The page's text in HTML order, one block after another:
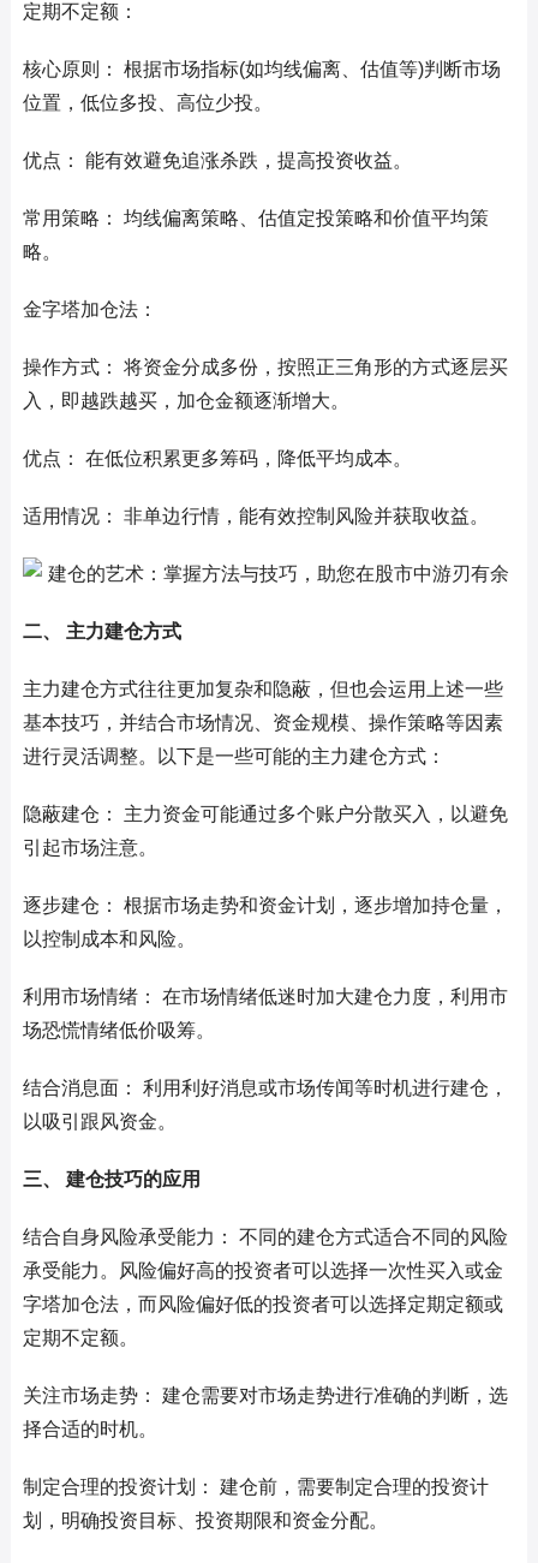
定期不定额：
核心原则： 根据市场指标(如均线偏离、估值等)判断市场
位置，低位多投、高位少投。
优点： 能有效避免追涨杀跌，提高投资收益。
常用策略： 均线偏离策略、估值定投策略和价值平均策
略。
金字塔加仓法：
操作方式： 将资金分成多份，按照正三角形的方式逐层买
入，即越跌越买，加仓金额逐渐增大。
优点： 在低位积累更多筹码，降低平均成本。
适用情况： 非单边行情，能有效控制风险并获取收益。
二、 主力建仓方式
主力建仓方式往往更加复杂和隐蔽，但也会运用上述一些
基本技巧，并结合市场情况、资金规模、操作策略等因素
进行灵活调整。以下是一些可能的主力建仓方式：
隐蔽建仓： 主力资金可能通过多个账户分散买入，以避免
引起市场注意。
逐步建仓： 根据市场走势和资金计划，逐步增加持仓量，
以控制成本和风险。
利用市场情绪： 在市场情绪低迷时加大建仓力度，利用市
场恐慌情绪低价吸筹。
结合消息面： 利用利好消息或市场传闻等时机进行建仓，
以吸引跟风资金。
三、 建仓技巧的应用
结合自身风险承受能力： 不同的建仓方式适合不同的风险
承受能力。风险偏好高的投资者可以选择一次性买入或金
字塔加仓法，而风险偏好低的投资者可以选择定期定额或
定期不定额。
关注市场走势： 建仓需要对市场走势进行准确的判断，选
择合适的时机。
制定合理的投资计划： 建仓前，需要制定合理的投资计
划，明确投资目标、投资期限和资金分配。